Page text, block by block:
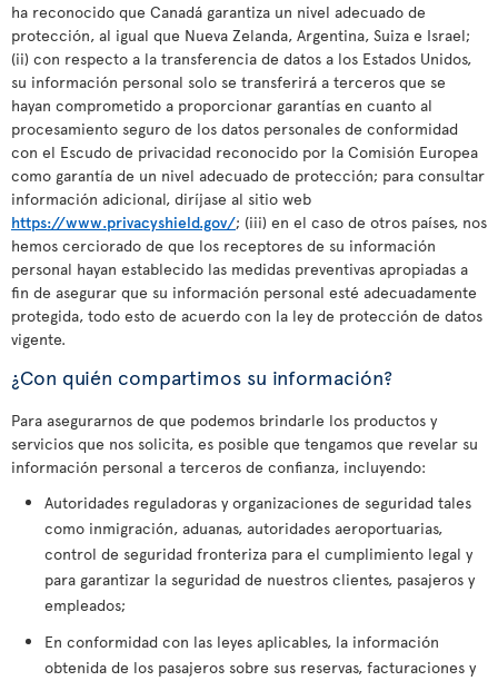
ha reconocido que Canadá garantiza un nivel adecuado de
protección, al igual que Nueva Zelanda, Argentina, Suiza e Israel;
(ii) con respecto a la transferencia de datos a los Estados Unidos,
su información personal solo se transferirá a terceros que se
hayan comprometido a proporcionar garantías en cuanto al
procesamiento seguro de los datos personales de conformidad
con el Escudo de privacidad reconocido por la Comisión Europea
como garantía de un nivel adecuado de protección; para consultar
información adicional, diríjase al sitio web
https://www.privacyshield.gov/; (iii) en el caso de otros países, nos
hemos cerciorado de que los receptores de su información
personal hayan establecido las medidas preventivas apropiadas a
fin de asegurar que su información personal esté adecuadamente
protegida, todo esto de acuerdo con la ley de protección de datos
vigente.
¿Con quién compartimos su información?
Para asegurarnos de que podemos brindarle los productos y
servicios que nos solicita, es posible que tengamos que revelar su
información personal a terceros de confianza, incluyendo:
Autoridades reguladoras y organizaciones de seguridad tales
como inmigración, aduanas, autoridades aeroportuarias,
control de seguridad fronteriza para el cumplimiento legal y
para garantizar la seguridad de nuestros clientes, pasajeros y
empleados;
En conformidad con las leyes aplicables, la información
obtenida de los pasajeros sobre sus reservas, facturaciones y